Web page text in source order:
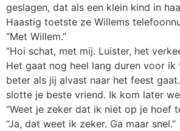
geslagen, dat als een klein kind in
Haastig toetste ze Willems
“Met Willem.”
“Hoi schat, met mij. Luister, het
Het gaat nog heel lang duren voor ik
beter als jij alvast naar het feest
slotte je beste vriend. Ik kom later
“Weet je zeker dat ik niet op je hoef
“Ja, dat weet ik zeker. Ga maar snel.”